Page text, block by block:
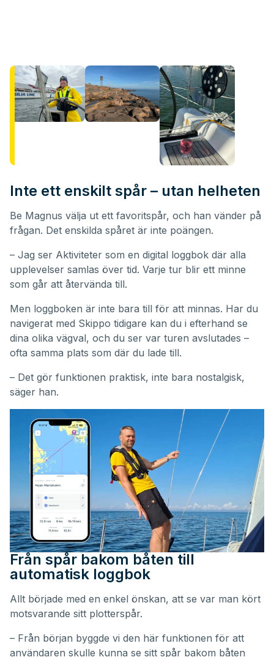
Inte ett enskilt spår – utan helheten
Be Magnus välja ut ett favoritspår, och han vänder på
frågan. Det enskilda spåret är inte poängen.
– Jag ser Aktiviteter som en digital loggbok där alla
upplevelser samlas över tid. Varje tur blir ett minne
som går att återvända till.
Men loggboken är inte bara till för att minnas. Har du
navigerat med Skippo tidigare kan du i efterhand se
dina olika vägval, och du ser var turen avslutades –
ofta samma plats som där du lade till.
– Det gör funktionen praktisk, inte bara nostalgisk,
säger han.
Från spår bakom båten till
automatisk loggbok
Allt började med en enkel önskan, att se var man kört
motsvarande sitt plotterspår.
– Från början byggde vi den här funktionen för att
användaren skulle kunna se sitt spår bakom båten